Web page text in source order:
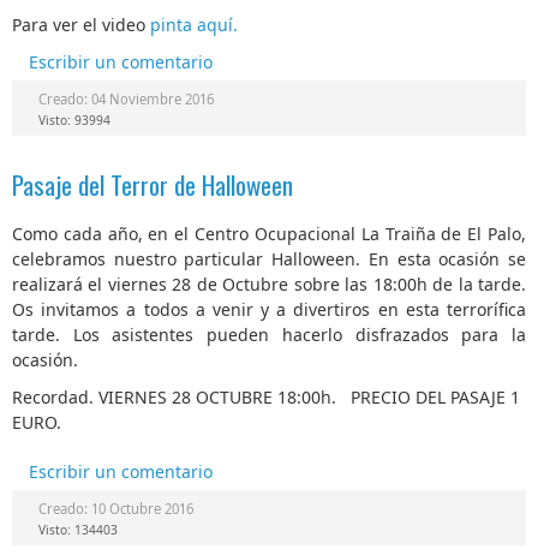
Para ver el video pinta aquí.
Escribir un comentario
Creado: 04 Noviembre 2016
Visto: 93994
Pasaje del Terror de Halloween
Como cada año, en el Centro Ocupacional La Traiña de El Palo,
celebramos nuestro particular Halloween. En esta ocasión se
realizará el viernes 28 de Octubre sobre las 18:00h de la tarde.
Os invitamos a todos a venir y a divertiros en esta terrorífica
tarde. Los asistentes pueden hacerlo disfrazados para la
ocasión.
Recordad. VIERNES 28 OCTUBRE 18:00h. PRECIO DEL PASAJE 1
EURO.
Escribir un comentario
Creado: 10 Octubre 2016
Visto: 134403